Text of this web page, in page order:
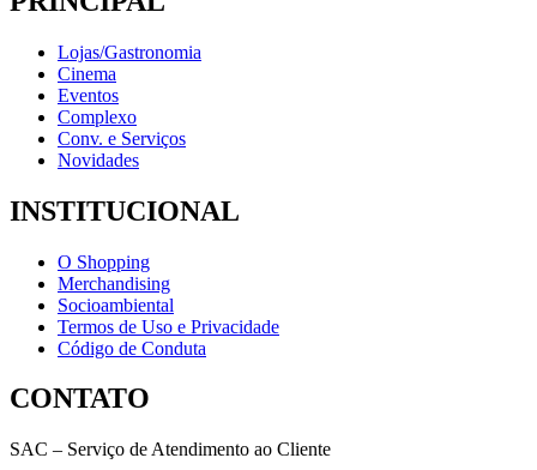
Lojas/Gastronomia
Cinema
Eventos
Complexo
Conv. e Serviços
Novidades
INSTITUCIONAL
O Shopping
Merchandising
Socioambiental
Termos de Uso e Privacidade
Código de Conduta
CONTATO
SAC – Serviço de Atendimento ao Cliente